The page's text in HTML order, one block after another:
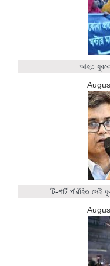
আহত
টি-শার্ট পরিহিত